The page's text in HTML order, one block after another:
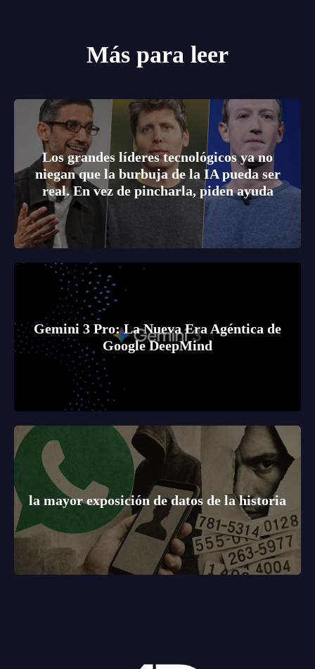
Más para leer
Los grandes líderes tecnológicos ya no
niegan que la burbuja de la IA pueda ser
real. En vez de pincharla, piden ayuda
Gemini 3 Pro: La Nueva Era Agéntica de
Google DeepMind
la mayor exposición de datos de la historia